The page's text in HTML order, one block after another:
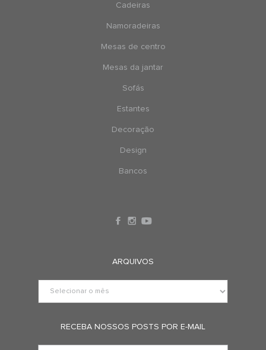
Cadeiras
Namoradeiras
Mesas de centro
Mesas da jantar
Sofás
Estantes
Decoração
Design
Bancos
ARQUIVOS
RECEBA NOSSOS POSTS POR E-MAIL